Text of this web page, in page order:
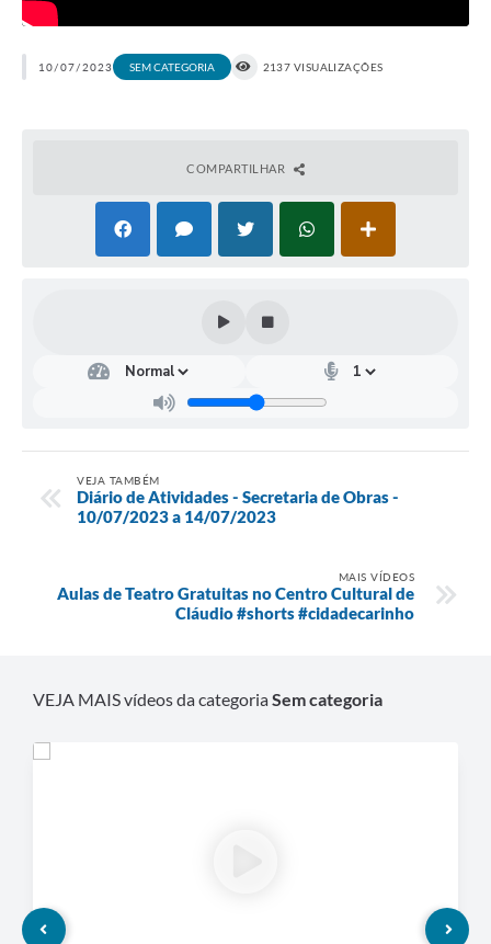
10/07/2023 SEM CATEGORIA 2137 VISUALIZAÇÕES
COMPARTILHAR
VEJA TAMBÉM
Diário de Atividades - Secretaria de Obras -
10/07/2023 a 14/07/2023
MAIS VÍDEOS
Aulas de Teatro Gratuitas no Centro Cultural de
Cláudio #shorts #cidadecarinho
VEJA MAIS vídeos da categoriaSem categoria